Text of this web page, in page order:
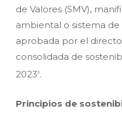
de Valores (SMV),
ambiental o sistema
aprobada por el
consolidada de
20233.
Principios de